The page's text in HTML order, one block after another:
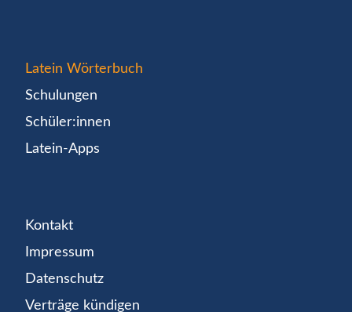
Latein Wörterbuch
Schulungen
Schüler:innen
Latein-Apps
Kontakt
Impressum
Datenschutz
Verträge kündigen